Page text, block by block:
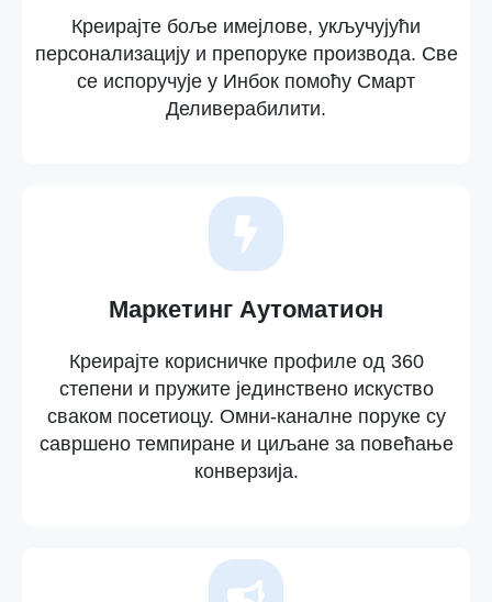
Креирајте боље имејлове, укључујући
персонализацију и препоруке производа. Све
се испоручује у Инбок помоћу Смарт
Деливерабилити.
Маркетинг Аутоматион
Креирајте корисничке профиле од 360
степени и пружите јединствено искуство
сваком посетиоцу. Омни-каналне поруке су
савршено темпиране и циљане за повећање
конверзија.